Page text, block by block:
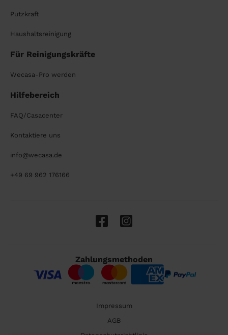
Putzkraft
Haushaltsreinigung
Für Reinigungskräfte
Wecasa-Pro werden
Hilfebereich
FAQ/Casacenter
Kontaktiere uns
info@wecasa.de
+49 69 962 176166
Zahlungsmethoden
Impressum
AGB